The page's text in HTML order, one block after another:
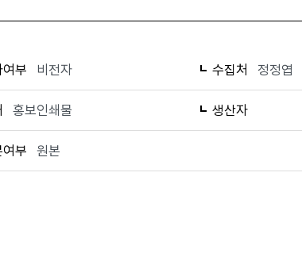
부 비전자 수집처 정정엽
홍보인쇄물 생산자
부 원본